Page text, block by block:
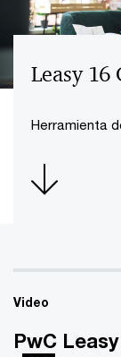
Leasy 16
Herramienta
Video
PwC